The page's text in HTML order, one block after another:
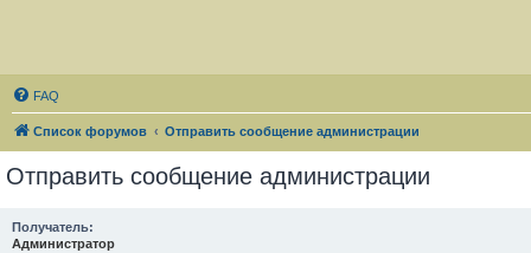
FAQ
Список форумов Отправить сообщение администрации
Отправить сообщение администрации
Получатель:
Администратор